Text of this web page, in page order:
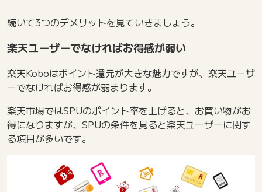
続いて3つのデメリットを見ていきましょう。
楽天ユーザーでなければお得感が弱い
楽天Koboはポイント還元が大きな魅力ですが、楽天ユーザ
ーでなければお得感が弱まります。
楽天市場ではSPUのポイント率を上げると、お買い物がお
得になりますが、SPUの条件を見ると楽天ユーザーに関す
る項目が多いです。